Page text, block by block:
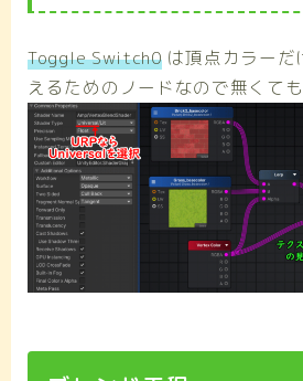
Toggle Switch0は頂点カラーだ
えるためのノードなので無くて